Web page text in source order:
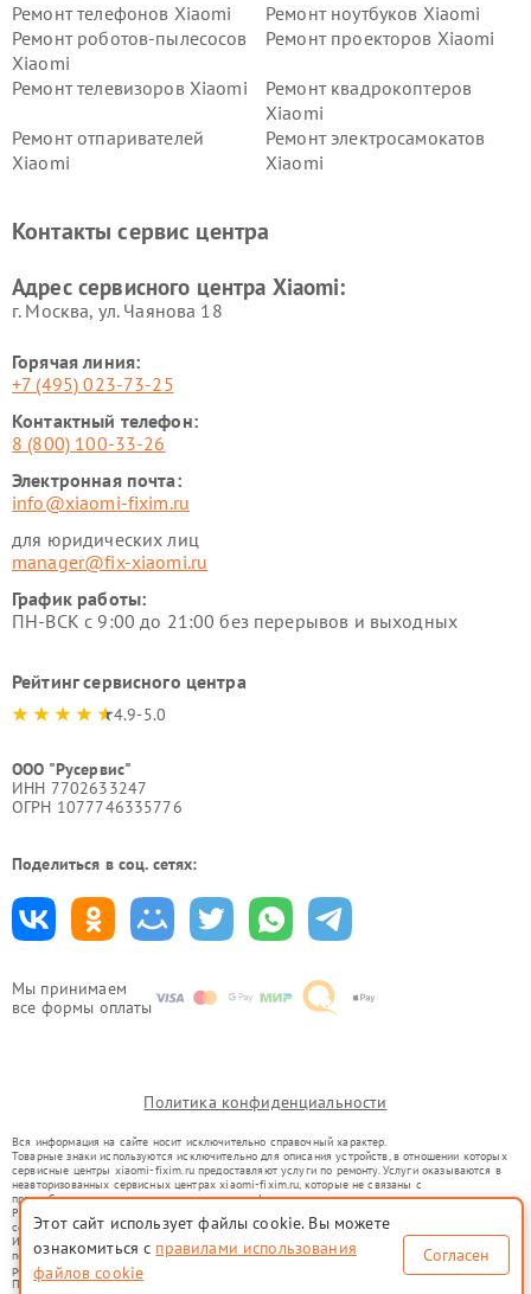
Мы принимаем
все формы оплаты
Ремонт телефонов Xiaomi
Ремонт ноутбуков Xiaomi
Ремонт роботов-пылесосов
Xiaomi
Ремонт проекторов Xiaomi
Ремонт телевизоров Xiaomi
Ремонт квадрокоптеров
Xiaomi
Ремонт отпаривателей
Xiaomi
Ремонт электросамокатов
Xiaomi
Ремонт стиральных машин
Ремонт смарт-часов Xiaomi
Контакты сервис центра
Адрес сервисного центра Xiaomi:
г. Москва, ул. Чаянова 18
Горячая линия:
+7 (495) 023-73-25
Контактный телефон:
8 (800) 100-33-26
Электронная почта:
info@xiaomi-fixim.ru
для юридических лиц
manager@fix-xiaomi.ru
График работы:
ПН-ВСК с 9:00 до 21:00 без перерывов и выходных
Рейтинг сервисного центра
4.9-5.0
ООО "Русервис"
ИНН 7702633247
ОГРН 1077746335776
Поделиться в соц. сетях:
Политика конфиденциальности
Вся информация на сайте носит исключительно справочный характер.
Товарные знаки используются исключительно для описания устройств, в отношении которых
сервисные центры xiaomi-fixim.ru предоставляют услуги по ремонту. Услуги оказываются в
неавторизованных сервисных центрах xiaomi-fixim.ru, которые не связаны с
правообладателями товарных знаков или их официальными представителями.
Ремонт осуществляется для устройств, уже введенных в гражданский оборот в соответствии
со статьей 1487 ГК РФ.
Использование товарных знаков не преследует цели индивидуализации услуг или введения
потребителей в заблуждение, а служит для информирования о предоставляемых услугах по
ремонту техники указанных брендов.
Представленная на сайте информация не является публичной офертой, определяемой
Этот сайт использует файлы cookie. Вы можете
ознакомиться с правилами использования
файлов cookie
Согласен